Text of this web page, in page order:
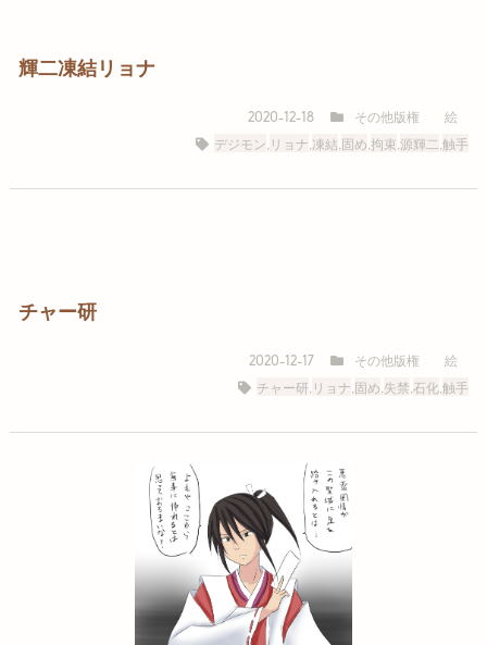
輝二凍結リョナ
2020-12-18 その他版権
絵
デジモン リョナ 凍結 固め ,拘束 ,源輝二 ,触手
チャー研
2020-12-17 その他版権
絵
チャー研 リョナ 固め 失禁 ,石化,触手